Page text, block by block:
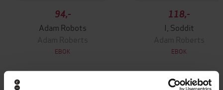
94,-
Adam Robots
Adam Roberts
EBOK
118,-
I, Soddit
Adam Roberts
EBOK